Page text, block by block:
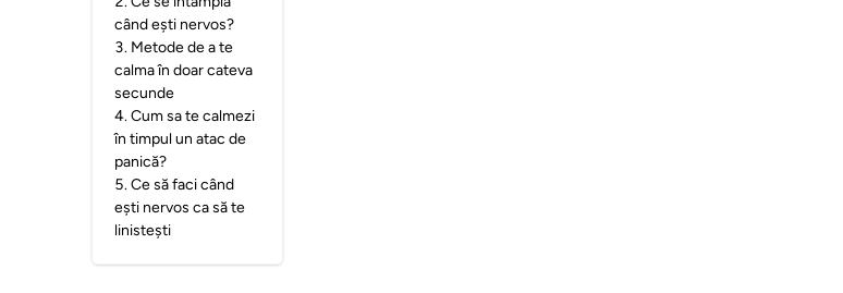
când ești nervos?
3. Metode de a te
calma în doar cateva
secunde
4.Cum sa te calmezi
în timpul un atac de
panică?
5.Ce să faci când
ești nervos ca să te
linistești